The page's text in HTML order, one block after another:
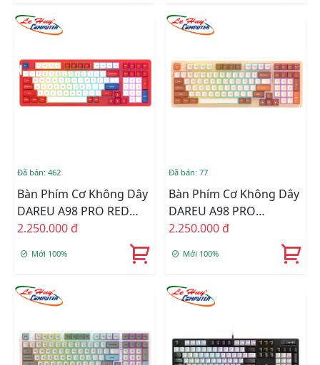
Đã bán: 462
Bàn Phím Cơ Không Dây
DAREU A98 PRO RED
WAVE (Linear/Tactile
2.250.000 đ
Mới 100%
Đã bán: 77
Bàn Phím Cơ Không Dây
DAREU A98 PRO
TIRAMISU (Linear/Tactile
2.250.000 đ
Mới 100%